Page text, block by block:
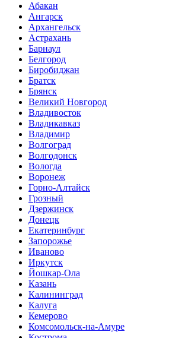
Абакан
Ангарск
Архангельск
Астрахань
Барнаул
Белгород
Биробиджан
Братск
Брянск
Великий Новгород
Владивосток
Владикавказ
Владимир
Волгоград
Волгодонск
Вологда
Воронеж
Горно-Алтайск
Грозный
Дзержинск
Донецк
Екатеринбург
Запорожье
Иваново
Иркутск
Йошкар-Ола
Казань
Калининград
Калуга
Кемерово
Комсомольск-на-Амуре